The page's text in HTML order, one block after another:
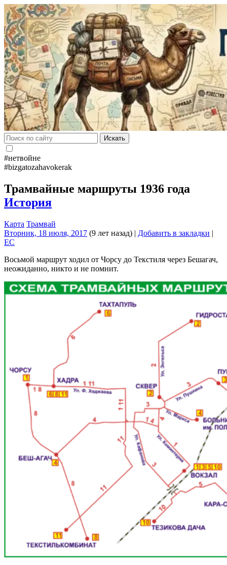
Искать
#нетвойне
#bizgatozahavokerak
Трамвайные маршруты 1936 года
История
Карта Трамвай
Вторник, 18 июля, 2017 (9 лет назад) | Добавить в закладки |
EC
Восьмой маршрут ходил от Чорсу до Текстиля через Бешагач,
неожиданно, никто и не помнит.